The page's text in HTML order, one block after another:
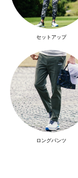
セットアップ
ロングパンツ